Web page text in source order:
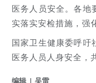
医务人员安全。各地
实落实安检措施，强
国家卫生健康委呼吁
医务人员人身安全，
编辑
吴雷